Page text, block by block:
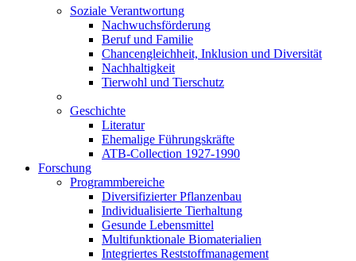
Soziale Verantwortung
Nachwuchsförderung
Beruf und Familie
Chancengleichheit, Inklusion und Diversität
Nachhaltigkeit
Tierwohl und Tierschutz
Geschichte
Literatur
Ehemalige Führungskräfte
ATB-Collection 1927-1990
Forschung
Programmbereiche
Diversifizierter Pflanzenbau
Individualisierte Tierhaltung
Gesunde Lebensmittel
Multifunktionale Biomaterialien
Integriertes Reststoffmanagement